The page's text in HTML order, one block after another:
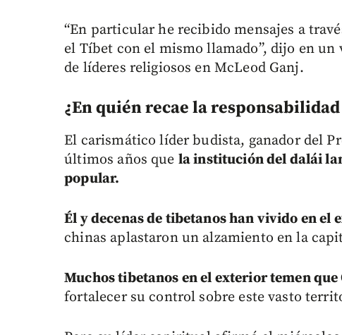
“En particular he recibido mensajes a
el Tíbet con el mismo llamado”, dijo en
de líderes religiosos en McLeod Ganj.
¿En quién recae la
El carismático líder budista, ganador del
últimos años que la institución del dalái
popular.
Él y decenas de tibetanos han vivido en el
chinas aplastaron un alzamiento en la
Muchos tibetanos en el exterior temen
fortalecer su control sobre este vasto